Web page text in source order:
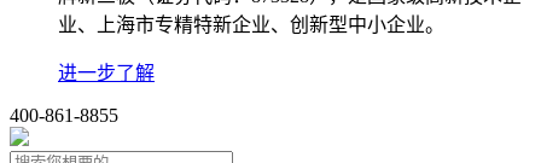
业、上海市专精特新企业、创新型中小企业。
进一步了解
400-861-8855